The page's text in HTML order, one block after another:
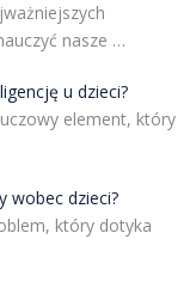
nasze …
u dzieci?
element, który
wobec dzieci?
który dotyka